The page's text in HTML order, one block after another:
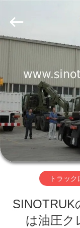
家
へ
製
品
わ
し
2026
SINOTRUK
Rights
Reserved.
トラッ
SINOTRUK
は油圧ク